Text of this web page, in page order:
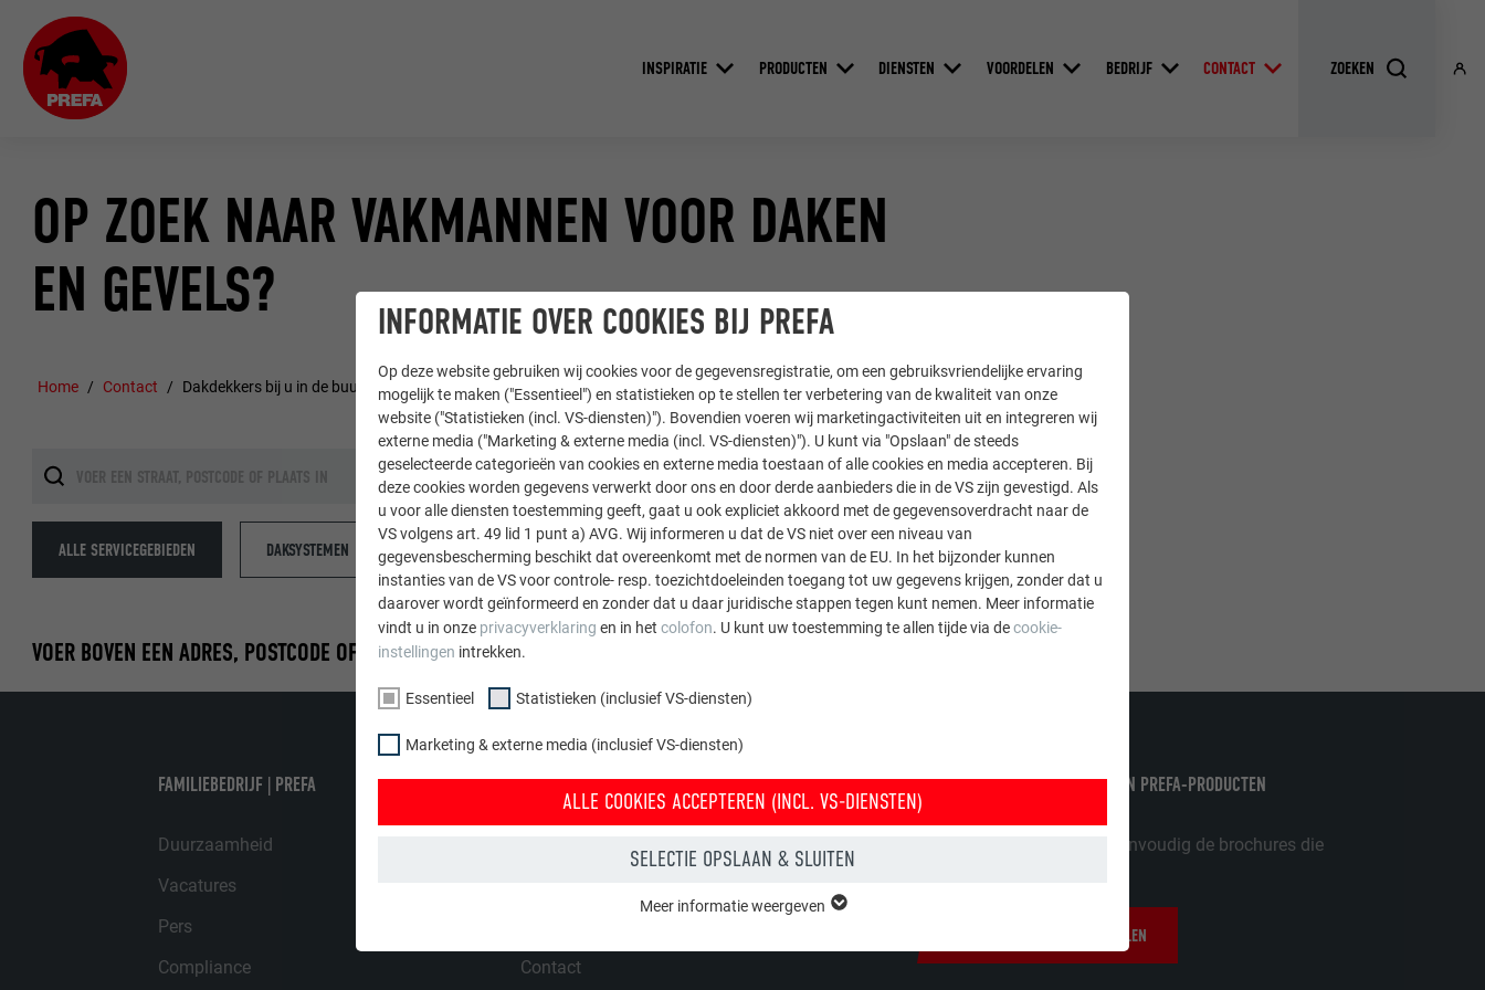
INSPIRATIE PRODUCTEN DIENSTEN VOORDELEN BEDRIJF CONTACT
OP ZOEK NAAR VAKMANNEN VOOR DAKEN
EN GEVELS?
Home Contact Dakdekkers bij u in de buurt vinden
ALLE SERVICEGEBIEDEN DAKSYSTEMEN GEVELSYSTEMEN DAKAFVOER HOOGWATERBESCHERMING
VOER BOVEN EEN ADRES, POSTCODE OF PLAATS IN OM ZOEKRESULTATEN TE ZIEN.
ONTDEK DE VELE VOORDELEN VAN PREFA-PRODUCTEN
Overtuig uzelf nu! Bestel eenvoudig de brochures die
GRATIS BROCHURES BESTELLEN
FAMILIEBEDRIJF | PREFA
Duurzaamheid
Vacatures
Pers
Compliance
WIJ HELPEN U
Contact
INFORMATIE OVER COOKIES BIJ PREFA
Op deze website gebruiken wij cookies voor de gegevensregistratie, om een gebruiksvriendelijke ervaring
mogelijk te maken ("Essentieel") en statistieken op te stellen ter verbetering van de kwaliteit van onze
website ("Statistieken (incl. VS-diensten)"). Bovendien voeren wij marketingactiviteiten uit en integreren wij
externe media ("Marketing & externe media (incl. VS-diensten)"). U kunt via "Opslaan" de steeds
geselecteerde categorieën van cookies en externe media toestaan of alle cookies en media accepteren. Bij
deze cookies worden gegevens verwerkt door ons en door derde aanbieders die in de VS zijn gevestigd. Als
u voor alle diensten toestemming geeft, gaat u ook expliciet akkoord met de gegevensoverdracht naar de
VS volgens art. 49 lid 1 punt a) AVG. Wij informeren u dat de VS niet over een niveau van
gegevensbescherming beschikt dat overeenkomt met de normen van de EU. In het bijzonder kunnen
instanties van de VS voor controle- resp. toezichtdoeleinden toegang tot uw gegevens krijgen, zonder dat u
daarover wordt geïnformeerd en zonder dat u daar juridische stappen tegen kunt nemen. Meer informatie
vindt u in onze privacyverklaring en in het colofon. U kunt uw toestemming te allen tijde via decookie-
instellingen intrekken.
Essentieel Statistieken (inclusief VS-diensten)
Marketing & externe media (inclusief VS-diensten)
ALLE COOKIES ACCEPTEREN (INCL. VS-DIENSTEN)
SELECTIE OPSLAAN & SLUITEN
gewaarborgd dat de website onberispelijk werkt.
Meer informatie weergeven